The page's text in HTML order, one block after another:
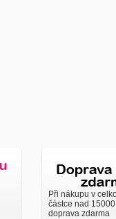
Při nákupu v
částce nad
doprava zdarma